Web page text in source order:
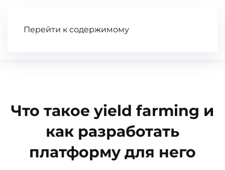
Перейти к содержимому
Что такое yield farming и
как разработать
платформу для него